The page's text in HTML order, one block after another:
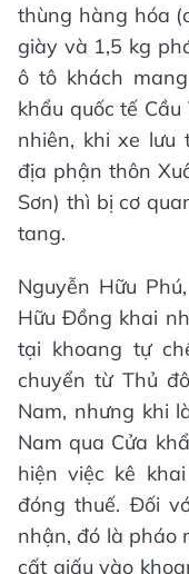
thùng hàng hóa
giày và 1,5 kg
ô tô khách
khẩu quốc tế
nhiên, khi xe lưu
địa phận thôn
Sơn) thì bị cơ
tang.
Nguyễn Hữu
Hữu Đồng khai
tại khoang tự
chuyển từ Thủ
Nam, nhưng khi
Nam qua Cửa
hiện việc kê
đóng thuế. Đối
nhận, đó là pháo
cất giấu vào